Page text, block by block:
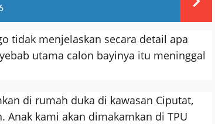
tidak menjelaskan secara detail apa
utama calon bayinya itu meninggal
di rumah duka di kawasan Ciputat,
Anak kami akan dimakamkan di TPU